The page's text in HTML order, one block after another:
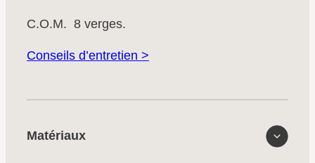
C.O.M. 8 verges.
Conseils d’entretien >
Matériaux